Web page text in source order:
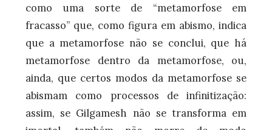
como uma sorte de “metamorfose em
fracasso” que, como figura em abismo, indica
que a metamorfose não se conclui, que há
metamorfose dentro da metamorfose, ou,
ainda, que certos modos da metamorfose se
abismam como processos de infinitização:
assim, se Gilgamesh não se transforma em